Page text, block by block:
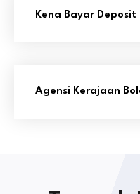
Kena Bayar Deposit
Agensi Kerajaan